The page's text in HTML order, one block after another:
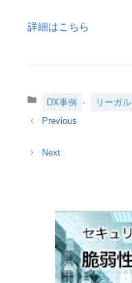
詳細はこちら
カ
ゴ
ー
DX事例 、 リーガル